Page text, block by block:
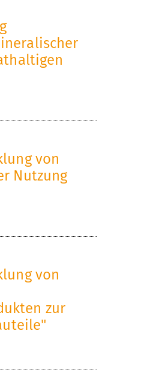
von
Nutzung
von
zur